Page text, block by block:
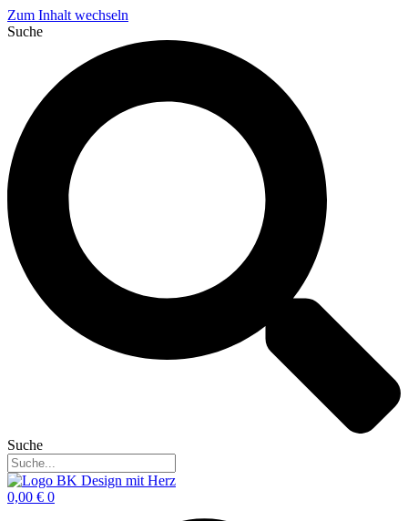
Zum Inhalt wechseln
Suche
Suche
0,00 € 0